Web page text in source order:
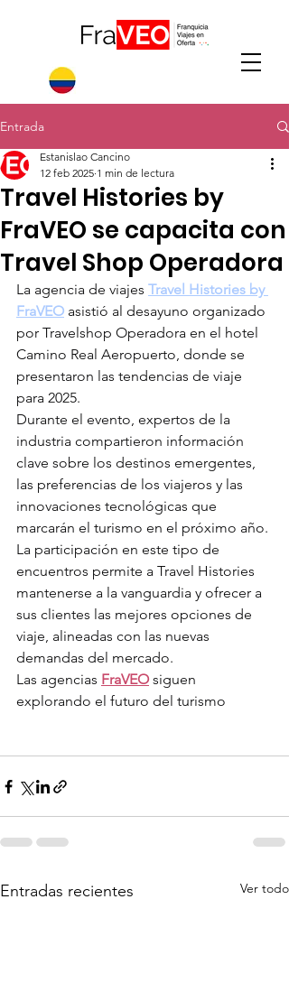
Entrada
Travel Histories by
FraVEO se capacita con
Travel Shop Operadora
Estanislao Cancino
12 feb 2025 1 min de lectura
La agencia de viajes Travel Histories by
FraVEO asistió al desayuno organizado
por Travelshop Operadora en el hotel
Camino Real Aeropuerto, donde se
presentaron las tendencias de viaje
para 2025.
Durante el evento, expertos de la
industria compartieron información
clave sobre los destinos emergentes,
las preferencias de los viajeros y las
innovaciones tecnológicas que
marcarán el turismo en el próximo año.
La participación en este tipo de
encuentros permite a Travel Histories
mantenerse a la vanguardia y ofrecer a
sus clientes las mejores opciones de
viaje, alineadas con las nuevas
demandas del mercado.
Las agencias FraVEO siguen
explorando el futuro del turismo
Entradas recientes Ver todo